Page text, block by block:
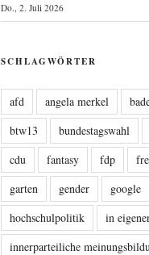
Do., 2. Juli 2026
SCHLAGWÖRTER
afd angela merkel
btw13
bundestagswahl
cdu
fantasy fdp
garten
gender google
hochschulpolitik
in
innerparteiliche